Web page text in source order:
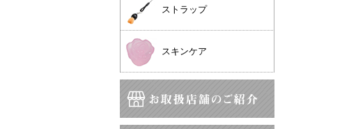
ストラップ
スキンケア